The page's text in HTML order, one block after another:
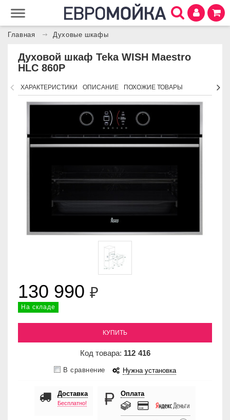
Главная Духовые шкафы
Духовой шкаф Teka WISH Maestro
HLC 860P
ХАРАКТЕРИСТИКИ ОПИСАНИЕ ПОХОЖИЕ ТОВАРЫ
130 990 ₽
На складе
КУПИТЬ
Код товара: 112 416
В сравнение Нужна установка
Доставка
Бесплатно!
Оплата